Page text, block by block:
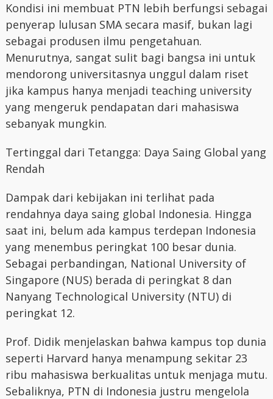
Kondisi ini membuat PTN lebih berfungsi sebagai
penyerap lulusan SMA secara masif, bukan lagi
sebagai produsen ilmu pengetahuan.
Menurutnya, sangat sulit bagi bangsa ini untuk
mendorong universitasnya unggul dalam riset
jika kampus hanya menjadi teaching university
yang mengeruk pendapatan dari mahasiswa
sebanyak mungkin.
Tertinggal dari Tetangga: Daya Saing Global yang
Rendah
Dampak dari kebijakan ini terlihat pada
rendahnya daya saing global Indonesia. Hingga
saat ini, belum ada kampus terdepan Indonesia
yang menembus peringkat 100 besar dunia.
Sebagai perbandingan, National University of
Singapore (NUS) berada di peringkat 8 dan
Nanyang Technological University (NTU) di
peringkat 12.
Prof. Didik menjelaskan bahwa kampus top dunia
seperti Harvard hanya menampung sekitar 23
ribu mahasiswa berkualitas untuk menjaga mutu.
Sebaliknya, PTN di Indonesia justru mengelola